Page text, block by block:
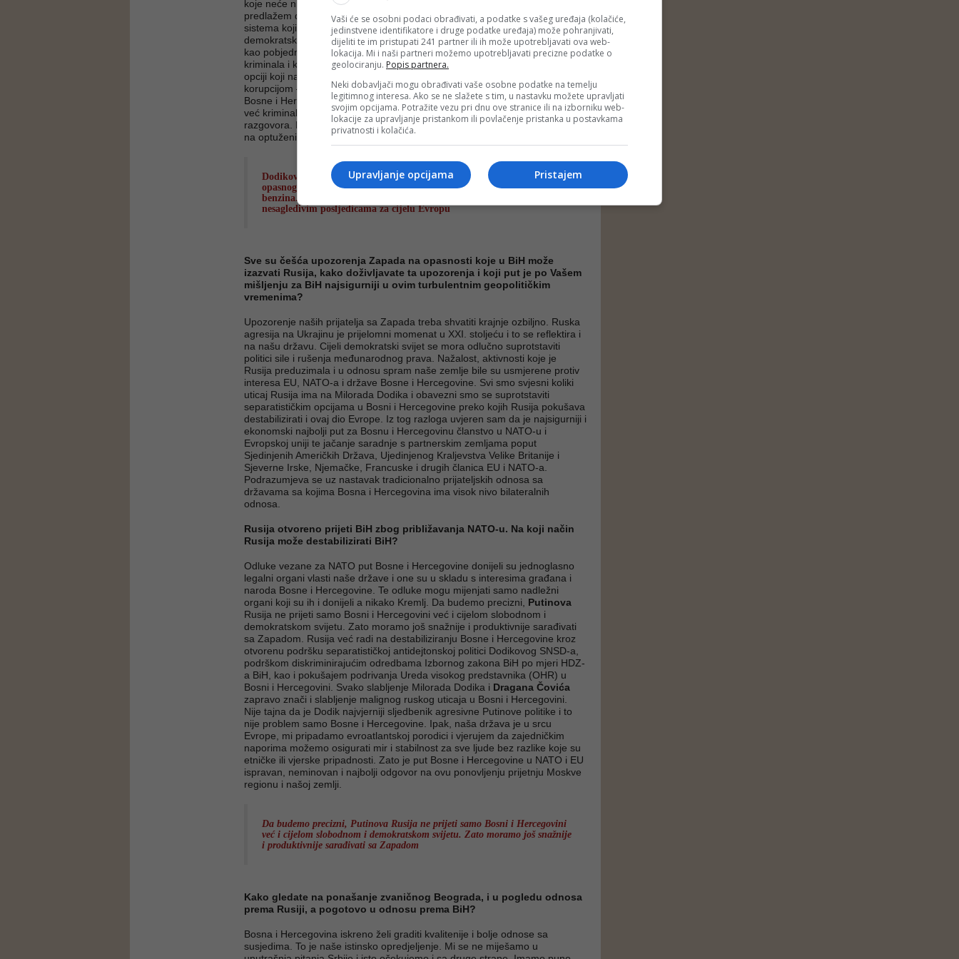
koje neće nikada dozvoliti ni mirno ni nemirno razdruživanje. Zato
predlažem da se umjesto zapaljive politike okrenemo prema izgradnji
sistema koji će moći odgovoriti potrebama svih ljudi. Iz te borbe – borbe za
demokratsku, pravnu, modernu i evropsku državu – mi ćemo sigurno izaći
kao pobjednici. Svakako, jedan od glavnih izazova jeste i borba protiv
kriminala i korupcije. Ne dozvoljavam – bilo kojem pojedincu ili političkoj
opciji koji na ključne pozicije u vlasti postavlja kadrove opterećene
korupcijom – da se pozivaju na patriotizam. Onaj ko krade od građana
Bosne i Hercegovine, a postavljen je da radi u javnom interesu, nije patriota
već kriminalac i rušitelj države Bosne i Hercegovine. A s takvim nema
razgovora. Njihovo mjesto nije u ministarskim i direktorskim foteljama već
na optuženičkim klupama.
Dodikov pozivi na tzv. mirno razdruživanje su nastavak njegovog
opasnog igranja sa upaljenom vatrom u blizini najmanje šest cisterni
benzina. Eksplozija samo jedne od tih šest cisterni izazvala bi požar sa
nesagledivim posljedicama za cijelu Evropu
Sve su češća upozorenja Zapada na opasnosti koje u BiH može
izazvati Rusija, kako doživljavate ta upozorenja i koji put je po Vašem
mišljenju za BiH najsigurniji u ovim turbulentnim geopolitičkim
vremenima?
Upozorenje naših prijatelja sa Zapada treba shvatiti krajnje ozbiljno. Ruska
agresija na Ukrajinu je prijelomni momenat u XXI. stoljeću i to se reflektira i
na našu državu. Cijeli demokratski svijet se mora odlučno suprotstaviti
politici sile i rušenja međunarodnog prava. Nažalost, aktivnosti koje je
Rusija preduzimala i u odnosu spram naše zemlje bile su usmjerene protiv
interesa EU, NATO-a i države Bosne i Hercegovine. Svi smo svjesni koliki
uticaj Rusija ima na Milorada Dodika i obavezni smo se suprotstaviti
separatističkim opcijama u Bosni i Hercegovine preko kojih Rusija pokušava
destabilizirati i ovaj dio Evrope. Iz tog razloga uvjeren sam da je najsigurniji i
ekonomski najbolji put za Bosnu i Hercegovinu članstvo u NATO-u i
Evropskoj uniji te jačanje saradnje s partnerskim zemljama poput
Sjedinjenih Američkih Država, Ujedinjenog Kraljevstva Velike Britanije i
Sjeverne Irske, Njemačke, Francuske i drugih članica EU i NATO-a.
Podrazumjeva se uz nastavak tradicionalno prijateljskih odnosa sa
državama sa kojima Bosna i Hercegovina ima visok nivo bilateralnih
odnosa.
Rusija otvoreno prijeti BiH zbog približavanja NATO-u. Na koji način
Rusija može destabilizirati BiH?
Odluke vezane za NATO put Bosne i Hercegovine donijeli su jednoglasno
legalni organi vlasti naše države i one su u skladu s interesima građana i
naroda Bosne i Hercegovine. Te odluke mogu mijenjati samo nadležni
organi koji su ih i donijeli a nikako Kremlj. Da budemo precizni, Putinova
Rusija ne prijeti samo Bosni i Hercegovini već i cijelom slobodnom i
demokratskom svijetu. Zato moramo još snažnije i produktivnije sarađivati
sa Zapadom. Rusija već radi na destabiliziranju Bosne i Hercegovine kroz
otvorenu podršku separatističkoj antidejtonskoj politici Dodikovog SNSD-a,
podrškom diskriminirajućim odredbama Izbornog zakona BiH po mjeri HDZ-
a BiH, kao i pokušajem podrivanja Ureda visokog predstavnika (OHR) u
Bosni i Hercegovini. Svako slabljenje Milorada Dodika i Dragana Čovića
zapravo znači i slabljenje malignog ruskog uticaja u Bosni i Hercegovini.
Nije tajna da je Dodik najvjerniji sljedbenik agresivne Putinove politike i to
nije problem samo Bosne i Hercegovine. Ipak, naša država je u srcu
Evrope, mi pripadamo evroatlantskoj porodici i vjerujem da zajedničkim
naporima možemo osigurati mir i stabilnost za sve ljude bez razlike koje su
etničke ili vjerske pripadnosti. Zato je put Bosne i Hercegovine u NATO i EU
ispravan, neminovan i najbolji odgovor na ovu ponovljenju prijetnju Moskve
regionu i našoj zemlji.
Da budemo precizni, Putinova Rusija ne prijeti samo Bosni i Hercegovini
već i cijelom slobodnom i demokratskom svijetu. Zato moramo još snažnije
i produktivnije sarađivati sa Zapadom
Kako gledate na ponašanje zvaničnog Beograda, i u pogledu odnosa
prema Rusiji, a pogotovo u odnosu prema BiH?
Bosna i Hercegovina iskreno želi graditi kvalitenije i bolje odnose sa
susjedima. To je naše istinsko opredjeljenje. Mi se ne miješamo u
Vaši će se osobni podaci obrađivati, a podatke s vašeg uređaja (kolačiće,
jedinstvene identifikatore i druge podatke uređaja) može pohranjivati,
dijeliti te im pristupati 241 partner ili ih može upotrebljavati ova web-
lokacija. Mi i naši partneri možemo upotrebljavati precizne podatke o
geolociranju. Popis partnera.
Neki dobavljači mogu obrađivati vaše osobne podatke na temelju
legitimnog interesa. Ako se ne slažete s tim, u nastavku možete upravljati
svojim opcijama. Potražite vezu pri dnu ove stranice ili na izborniku web-
lokacije za upravljanje pristankom ili povlačenje pristanka u postavkama
privatnosti i kolačića.
Pristajem
Upravljanje opcijama